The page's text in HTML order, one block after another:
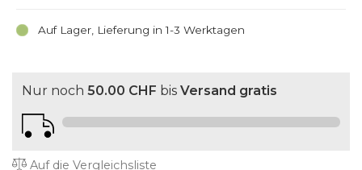
Auf Lager, Lieferung in 1-3 Werktagen
Nur noch 50.00 CHF bis Versand gratis
Auf die Vergleichsliste